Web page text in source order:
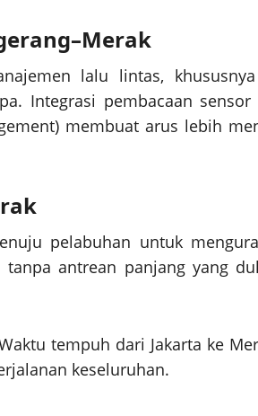
lalu lintas,
Integrasi pembacaan
membuat arus lebih
pelabuhan untuk
antrean panjang yang
tempuh dari Jakarta ke
keseluruhan.